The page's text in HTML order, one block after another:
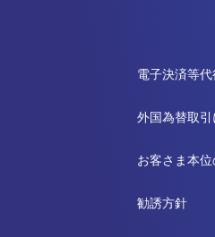
電子決済等
外国為替取
お客さま本
勧誘方針